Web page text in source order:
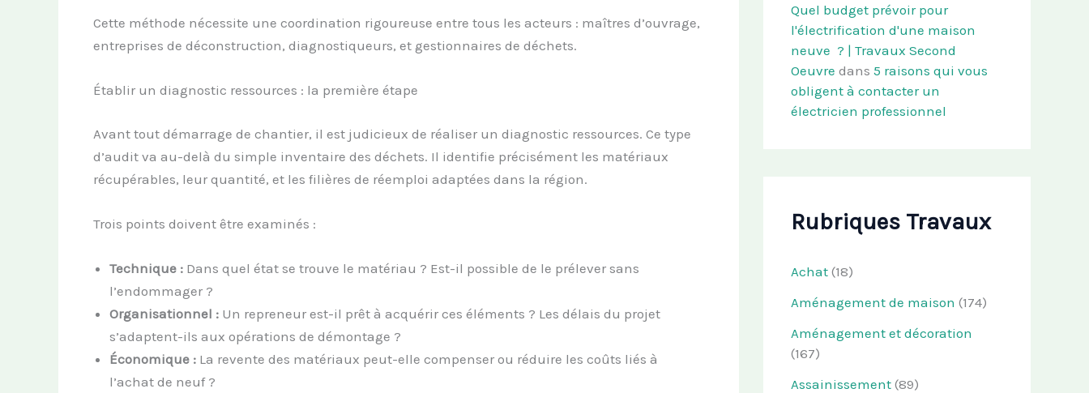
Cette méthode nécessite une coordination rigoureuse entre tous les acteurs : maîtres d’ouvrage,
entreprises de déconstruction, diagnostiqueurs, et gestionnaires de déchets.
Établir un diagnostic ressources : la première étape
Avant tout démarrage de chantier, il est judicieux de réaliser un diagnostic ressources. Ce type
d’audit va au-delà du simple inventaire des déchets. Il identifie précisément les matériaux
récupérables, leur quantité, et les filières de réemploi adaptées dans la région.
Trois points doivent être examinés :
Technique :Dans quel état se trouve le matériau ? Est-il possible de le prélever sans
l’endommager ?
Organisationnel :Un repreneur est-il prêt à acquérir ces éléments ? Les délais du projet
s’adaptent-ils aux opérations de démontage ?
Économique :La revente des matériaux peut-elle compenser ou réduire les coûts liés à
l’achat de neuf ?
Quel budget prévoir pour
l'électrification d'une maison
neuve ? | Travaux Second
Oeuvre dans 5 raisons qui vous
obligent à contacter un
électricien professionnel
Rubriques Travaux
Achat (18)
Aménagement de maison (174)
Aménagement et décoration
(167)
Assainissement (89)